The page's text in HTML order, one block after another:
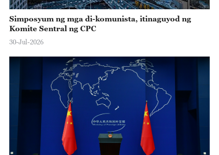
Simposyum ng mga di-komunista, itinaguyod ng
Komite Sentral ng CPC
30-Jul-2026